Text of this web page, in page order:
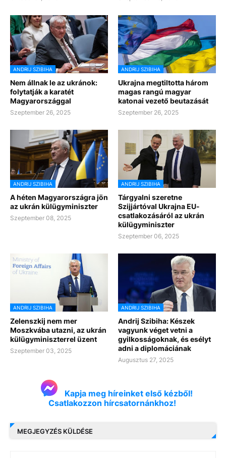
ANDRIJ SZIBIHA
Nem állnak le az ukránok:
folytatják a karatét
Magyarországgal
Szeptember 26, 2025
ANDRIJ SZIBIHA
Ukrajna megtiltotta három
magas rangú magyar
katonai vezető beutazását
Szeptember 26, 2025
ANDRIJ SZIBIHA
A héten Magyarországra jön
az ukrán külügyminiszter
Szeptember 08, 2025
ANDRIJ SZIBIHA
Tárgyalni szeretne
Szijjártóval Ukrajna EU-
csatlakozásáról az ukrán
külügyminiszter
Szeptember 06, 2025
ANDRIJ SZIBIHA
Zelenszkij nem mer
Moszkvába utazni, az ukrán
külügyminiszterrel üzent
Szeptember 03, 2025
ANDRIJ SZIBIHA
Andrij Szibiha: Készek
vagyunk véget vetni a
gyilkosságoknak, és esélyt
adni a diplomáciának
Augusztus 27, 2025
Kapja meg híreinket első kézből!
Csatlakozzon hírcsatornánkhoz!
MEGJEGYZÉS KÜLDÉSE